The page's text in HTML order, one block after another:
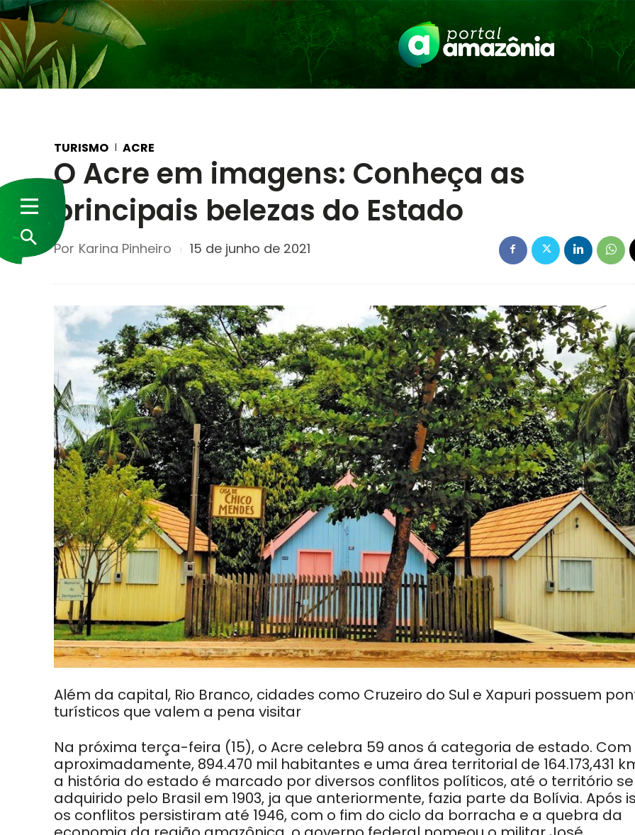
TURISMO ACRE
O Acre em imagens: Conheça as
principais belezas do Estado
Por Karina Pinheiro 15 de junho de 2021
Além da capital, Rio Branco, cidades como Cruzeiro do Sul e Xapuri possuem
turísticos que valem a pena visitar
Na próxima terça-feira (15), o Acre celebra 59 anos á categoria de estado. Com
aproximadamente, 894.470 mil habitantes e uma área territorial de 164.173,431
a história do estado é marcado por diversos conflitos políticos, até o território
adquirido pelo Brasil em 1903, ja que anteriormente, fazia parte da Bolívia. Após
os conflitos persistiram até 1946, com o fim do ciclo da borracha e a quebra da